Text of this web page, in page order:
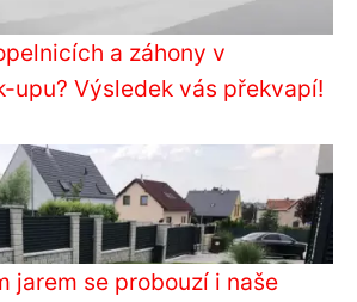
a záhony v
upu? Výsledek vás překvapí!
jarem se probouzí i naše